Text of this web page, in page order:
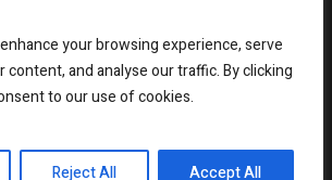
your browsing experience, serve
content, and analyse our traffic. By clicking
to our use of cookies.
Reject All Accept All
Us Widgets Contact Us